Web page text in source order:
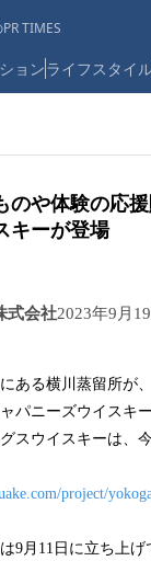
TIMES
ョンライフスタイ
のや体験の応
キーが登場
式会社2023年9月
ある横川蒸留所が
パニーズウイスキ
スウイスキーは、
project/
9月11日に立ち上